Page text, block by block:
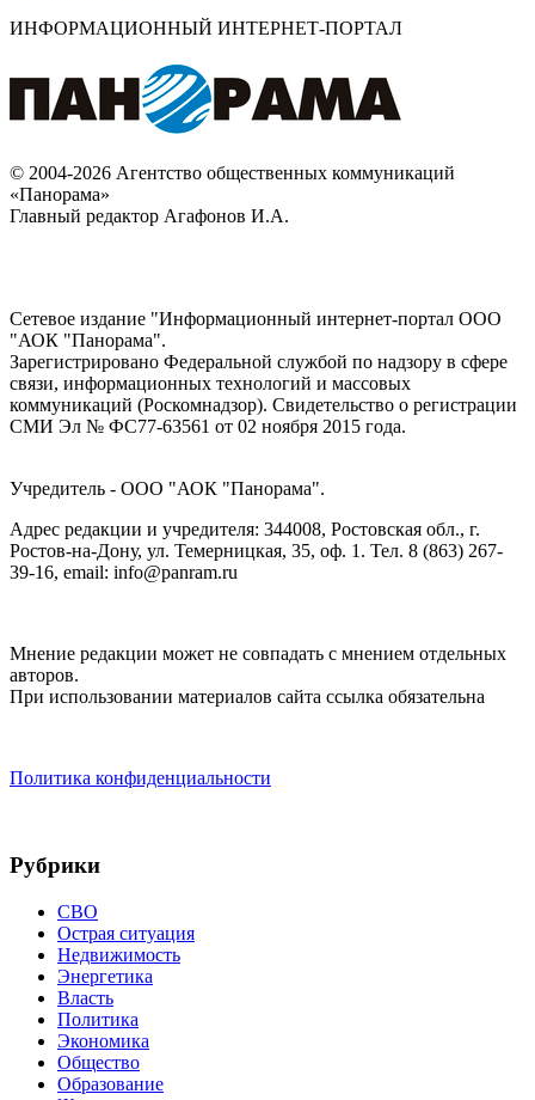
ИНФОРМАЦИОННЫЙ ИНТЕРНЕТ-ПОРТАЛ
© 2004-2026 Агентство общественных коммуникаций
«Панорама»
Главный редактор Агафонов И.А.
Сетевое издание "Информационный интернет-портал ООО
"АОК "Панорама".
Зарегистрировано Федеральной службой по надзору в сфере
связи, информационных технологий и массовых
коммуникаций (Роскомнадзор). Cвидетельство о регистрации
СМИ Эл № ФС77-63561 от 02 ноября 2015 года.
Учредитель - ООО "АОК "Панорама".
Адрес редакции и учредителя: 344008, Ростовская обл., г.
Ростов-на-Дону, ул. Темерницкая, 35, оф. 1. Тел. 8 (863) 267-
39-16, email: info@panram.ru
Мнение редакции может не совпадать с мнением отдельных
авторов.
При использовании материалов сайта ссылка обязательна
Политика конфиденциальности
Рубрики
СВО
Острая ситуация
Недвижимость
Энергетика
Власть
Политика
Экономика
Общество
Образование